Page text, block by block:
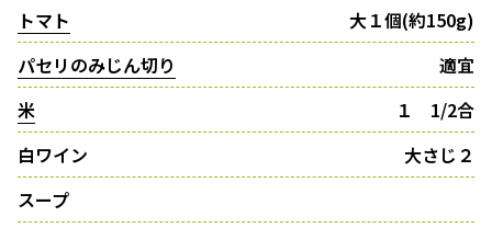
トマト
大１個(約150g)
パセリのみじん切り
適宜
米
１ 1/2合
白ワイン
大さじ２
スープ